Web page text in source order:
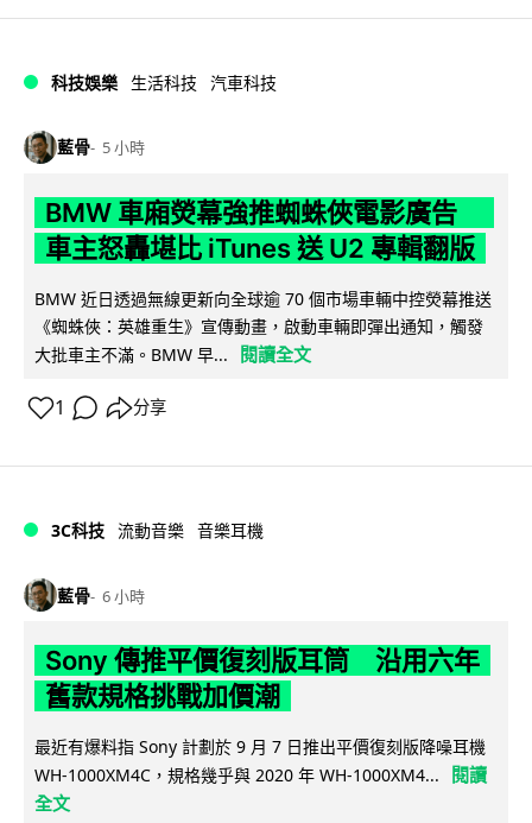
科技娛樂 生活科技 汽車科技
藍骨 5 小時
BMW 車廂熒幕強推蜘蛛俠電影廣告
車主怒轟堪比 iTunes 送 U2 專輯翻版
BMW 近日透過無線更新向全球逾 70 個市場車輛中控熒幕推送
《蜘蛛俠：英雄重生》宣傳動畫，啟動車輛即彈出通知，觸發
大批車主不滿。BMW 早...
閱讀全文
1 分享
3C科技 流動音樂 音樂耳機
藍骨 6 小時
Sony 傳推平價復刻版耳筒 沿用六年
舊款規格挑戰加價潮
最近有爆料指 Sony 計劃於 9 月 7 日推出平價復刻版降噪耳機
WH-1000XM4C，規格幾乎與 2020 年 WH-1000XM4...
閱讀
全文